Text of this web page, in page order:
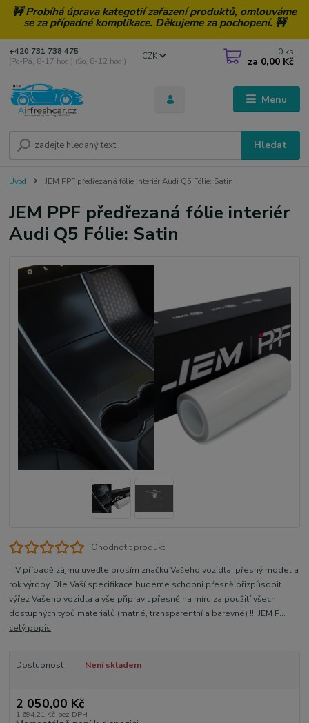
🚧 Probíhá úprava kategotií zařazení produktů, omlouváme
se za případné komplikace. Děkujeme za pochopení. 🚧
Menu
CZK
Hledat
+420 731 738 475
(Po-Pá, 8-17 hod.) (So, 8-12 hod.)
0 ks
za 0,00 Kč
Úvod JEM PPF předřezaná fólie interiér Audi Q5 Fólie: Satin
JEM PPF předřezaná fólie interiér
Audi Q5 Fólie: Satin
Ohodnotit produkt
!! V případě zájmu uveďte prosím značku Vašeho vozidla, přesný model a
rok výroby. Dle Vaší specifikace budeme schopni přesně přizpůsobit
výřez Vašeho vozidla a vše připravit přesně na míru za použití všech
dostupných typů materiálů (matné, transparentní a barevné) !! JEM P...
celý popis
Dostupnost Není skladem
2 050,00 Kč
1 694,21 Kč bez DPH